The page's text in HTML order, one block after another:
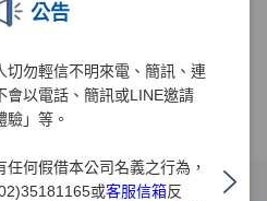
公告
切勿輕信不明來電、簡訊、連
會以電話、簡訊或LINE邀請
驗」等。
何假借本公司名義之行為，
或客服信箱反
比價